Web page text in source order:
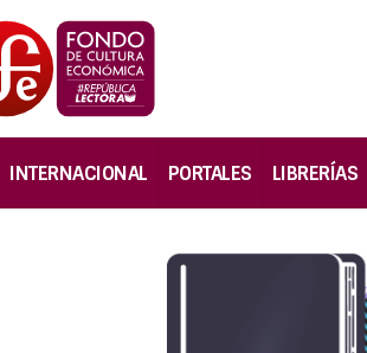
INTERNACIONAL PORTALES LIBRERÍAS